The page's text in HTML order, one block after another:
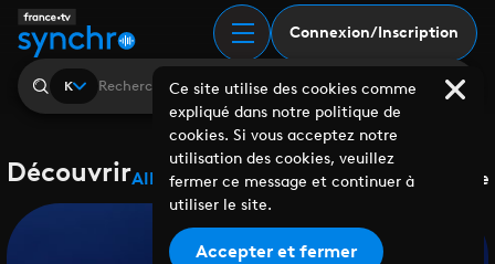
Connexion/Inscription
K
DécouvrirAlbumsPlaylistsCollaborationsLabels Genre
Ce site utilise des cookies comme
expliqué dans notre politique de
cookies. Si vous acceptez notre
utilisation des cookies, veuillez
fermer ce message et continuer à
utiliser le site.
Accepter et fermer